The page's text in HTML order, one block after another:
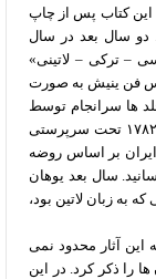
این کتاب پس از چاپ
دو سال بعد در سال
– ترکی – لاتینی»
فن ینیش به صورت
ها سرانجام توسط
پالاو کلتسل تکمیل گردید. به دنبال آن ینیش در سال ۱۷۸۲ تحت سرپرستی
ایران بر اساس روضه
سال بعد یوهان
به زبان لاتین بود،
آثار محدود نمی
را ذکر کرد. در این